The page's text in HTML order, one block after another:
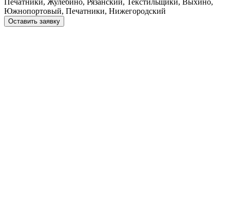
Печатники, Жулебино, Рязанский, Текстильщики, Выхино,
Южнопортовый, Печатники, Нижегородский
Оставить заявку